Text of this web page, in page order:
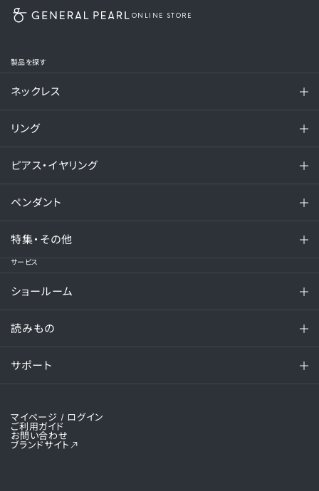
ONLINE STORE
製品を探す
ネックレス
リング
ピアス・イヤリング
ペンダント
特集・その他
サービス
ショールーム
読みもの
サポート
マイページ / ログイン
ご利用ガイド
お問い合わせ
ブランドサイト